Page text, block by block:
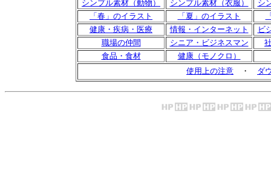
シンプル素材（動物）
シンプル素材（衣服）
シ
「春」のイラスト
「夏」のイラスト
健康・疾病・医療
情報・インターネット
ビ
職場の仲間
シニア・ビジネスマン
食品・食材
健康（モノクロ）
使用上の注意 ・ ダ